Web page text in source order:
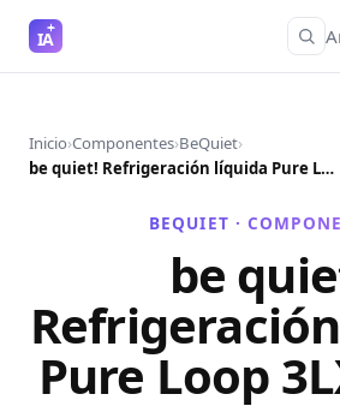
IA
Inicio›Componentes›BeQuiet›
be quiet! Refrigeración líquida Pure Loop 3LX 12cm
BEQUIET ·
be
Pure Loop